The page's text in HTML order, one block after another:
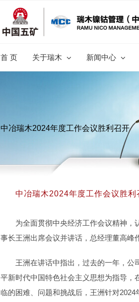
首 页 关于瑞木 新闻中心
中冶瑞木2024年度工作会议胜利召开
中冶瑞木2024年度工作会议胜利
为全面贯彻中央经济工作会议精神，
事长王洲出席会议并讲话，总经理董高峰
王洲在讲话中指出，过去的一年，公
平新时代中国特色社会主义思想为指导，
临的困难、问题和挑战后，王洲针对